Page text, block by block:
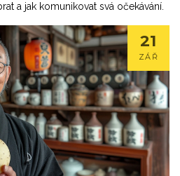
a jak komunikovat svá očekávání.
21
ZÁŘ